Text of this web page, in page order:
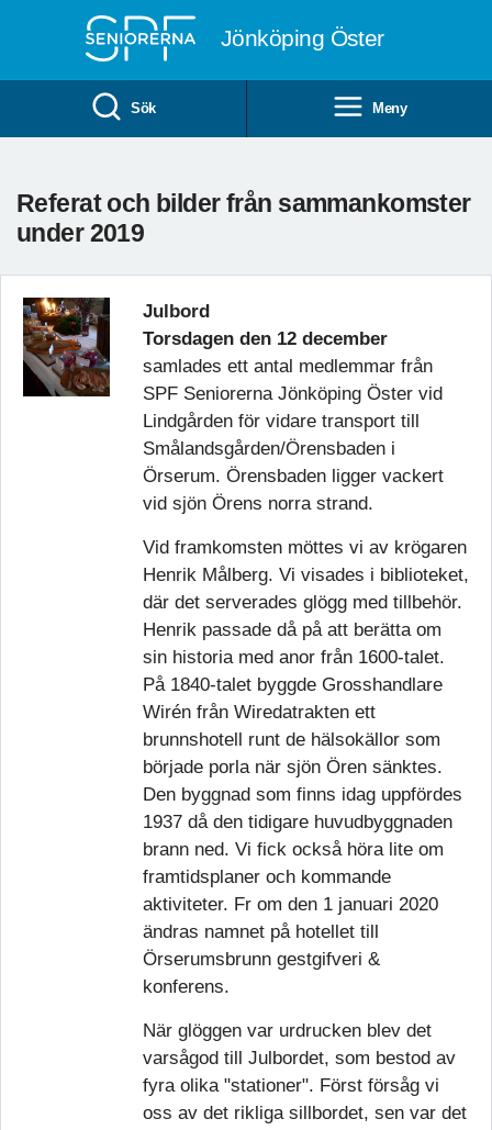
Jönköping Öster
Sök Meny
Referat och bilder från sammankomster
under 2019
Julbord
Torsdagen den 12 december
samlades ett antal medlemmar från
SPF Seniorerna Jönköping Öster vid
Lindgården för vidare transport till
Smålandsgården/Örensbaden i
Örserum. Örensbaden ligger vackert
vid sjön Örens norra strand.
Vid framkomsten möttes vi av krögaren
Henrik Målberg. Vi visades i biblioteket,
där det serverades glögg med tillbehör.
Henrik passade då på att berätta om
sin historia med anor från 1600-talet.
På 1840-talet byggde Grosshandlare
Wirén från Wiredatrakten ett
brunnshotell runt de hälsokällor som
började porla när sjön Ören sänktes.
Den byggnad som finns idag uppfördes
1937 då den tidigare huvudbyggnaden
brann ned. Vi fick också höra lite om
framtidsplaner och kommande
aktiviteter. Fr om den 1 januari 2020
ändras namnet på hotellet till
Örserumsbrunn gestgifveri &
konferens.
När glöggen var urdrucken blev det
varsågod till Julbordet, som bestod av
fyra olika "stationer". Först försåg vi
oss av det rikliga sillbordet, sen var det